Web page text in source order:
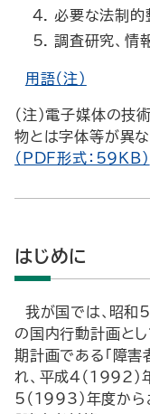
必要な法制的
調査研究、情
用語（注）
（注）電子媒体の技
物とは字体等が異
（PDF形式：59KB）
はじめに
我が国では､昭和
の国内行動計画と
期計画である「障害
れ、平成4（1992）
5（1993）年度か